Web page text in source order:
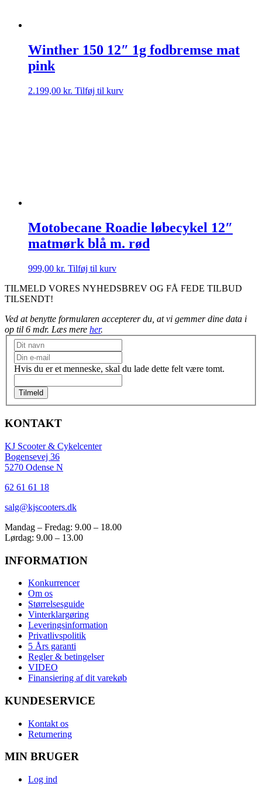
Winther 150 12″ 1g fodbremse mat
pink
2.199,00 kr. Tilføj til kurv
Motobecane Roadie løbecykel 12″
matmørk blå m. rød
999,00 kr. Tilføj til kurv
TILMELD VORES NYHEDSBREV OG FÅ FEDE TILBUD
TILSENDT!
Ved at benytte formularen accepterer du, at vi gemmer dine data i
op til 6 mdr. Læs mere her.
Nyhedsbrev
Hvis du er et menneske, skal du lade dette felt være tomt.
Tilmeld
KONTAKT
KJ Scooter & Cykelcenter
Bogensevej 36
5270 Odense N
62 61 61 18
salg@kjscooters.dk
Mandag – Fredag: 9.00 – 18.00
Lørdag: 9.00 – 13.00
INFORMATION
Konkurrencer
Om os
Størrelsesguide
Vinterklargøring
Leveringsinformation
Privatlivspolitik
5 Års garanti
Regler & betingelser
VIDEO
Finansiering af dit varekøb
KUNDESERVICE
Kontakt os
Returnering
MIN BRUGER
Log ind